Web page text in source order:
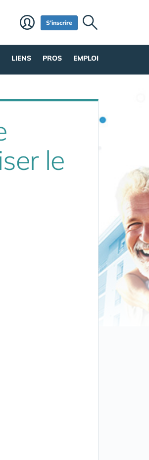
S'inscrire
LIENS PROS EMPLOI
le